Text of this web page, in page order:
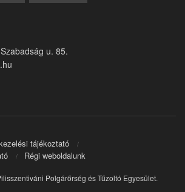
u. 85.
tájékoztató
Régi weboldalunk
Polgárőrség és Tűzoltó Egyesület.